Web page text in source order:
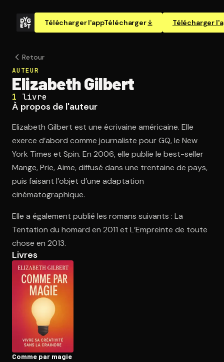
Télécharger l'appTélécharger Télécharger
Ouvre l'app Appareil photo, pointe sur le code. C'est gratuit à
Retour
AUTEUR
Elizabeth Gilbert
1 livre
À propos de l'auteur
Elizabeth Gilbert est une écrivaine américaine. Elle
exerce d’abord comme journaliste pour GQ, le New
York Times et Spin. En 2006, elle publie le best-seller
Mange, Prie, Aime, diffusé dans une trentaine de pays,
puis faisant l’objet d’une adaptation
cinématographique.
Elle a également publié les romans suivants : La
Tentation du homard en 2011 et L’Empreinte de toute
chose en 2013.
Livres
Comme par magie